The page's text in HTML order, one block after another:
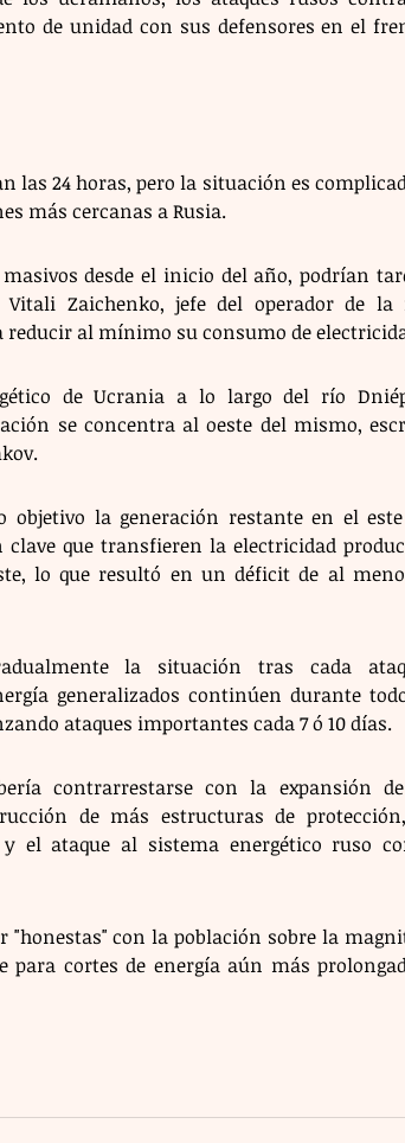
de unidad con sus defensores en el
las 24 horas, pero la situación es
más cercanas a Rusia.
desde el inicio del año, podrían
Zaichenko, jefe del operador de la
al mínimo su consumo de
de Ucrania a lo largo del río
se concentra al oeste del mismo,
objetivo la generación restante en el
que transfieren la electricidad
lo que resultó en un déficit de al
la situación tras cada
generalizados continúen durante
ataques importantes cada 7 ó 10 días.
contrarrestarse con la expansión
de más estructuras de
el ataque al sistema energético ruso
con la población sobre la
cortes de energía aún más